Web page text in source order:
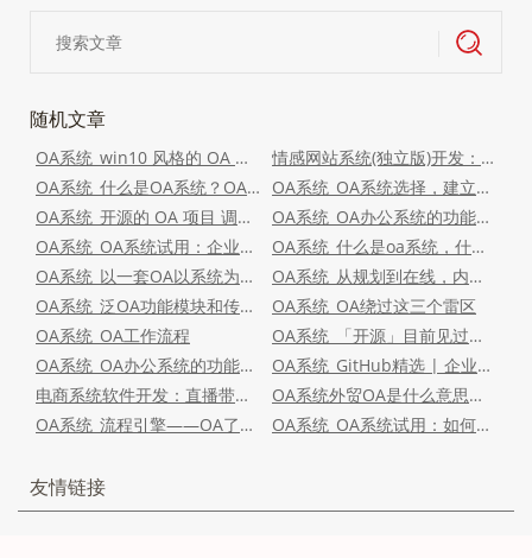
随机文章
OA系统_win10 风格的 OA 管理系统 win10-skyeye
情感网站系统(独立版)开发：鑫亮软件的专业之道
OA系统_什么是OA系统？OA该系统能给企业带来什么价值？
OA系统_OA系统选择，建立自己的价值判断标准
OA系统_开源的 OA 项目 调试实战
OA系统_OA办公系统的功能是什么？企业真的需要使用吗？
OA系统_OA系统试用：企业怎样选OA
OA系统_什么是oa系统，什么是工单系统，有啥区别？
OA系统_以一套OA以系统为例，分析产品设计细节
OA系统_从规划到在线，内部OA如何做系统功能迭代？
OA系统_泛OA功能模块和传统OA的比较
OA系统_OA绕过这三个雷区
OA系统_OA工作流程
OA系统_「开源」目前见过最好的开源OA产品
OA系统_OA办公系统的功能是什么？企业真的需要使用吗？
OA系统_GitHub精选 | 企业级开源OA办公系统
电商系统软件开发：直播带货高性能私域营销商城开发，打造个性化的购物体验！
OA系统外贸OA是什么意思？需要注意什么？
OA系统_流程引擎——OA了解和优化流程表
OA系统_OA系统试用：如何选择企业OA
友情链接